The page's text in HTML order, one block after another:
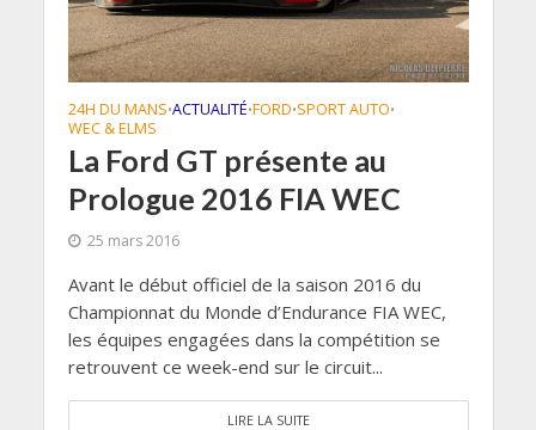
24H DU MANS•ACTUALITÉ•FORD•SPORT AUTO•
WEC & ELMS
La Ford GT présente au
Prologue 2016 FIA WEC
25 mars 2016
Avant le début officiel de la saison 2016 du
Championnat du Monde d’Endurance FIA WEC,
les équipes engagées dans la compétition se
retrouvent ce week-end sur le circuit...
LIRE LA SUITE